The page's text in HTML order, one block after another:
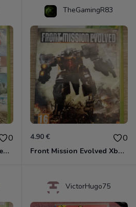
0
Far Cry 3 - The Lost Expeditions - Edition Spéciale Xbox 360
TheGamingR83
4.90 € 0
Front Mission Evolved Xbox 360
VictorHugo75